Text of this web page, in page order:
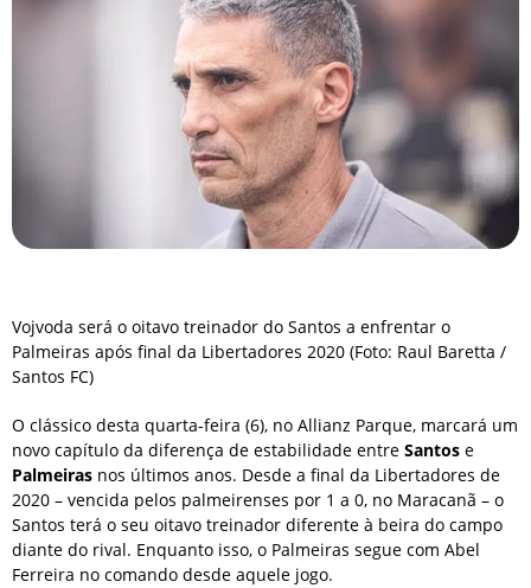
Vojvoda será o oitavo treinador do Santos a enfrentar o
Palmeiras após final da Libertadores 2020 (Foto: Raul Baretta /
Santos FC)
O clássico desta quarta-feira (6), no Allianz Parque, marcará um
novo capítulo da diferença de estabilidade entre Santos e
Palmeiras nos últimos anos. Desde a final da Libertadores de
2020 – vencida pelos palmeirenses por 1 a 0, no Maracanã – o
Santos terá o seu oitavo treinador diferente à beira do campo
diante do rival. Enquanto isso, o Palmeiras segue com Abel
Ferreira no comando desde aquele jogo.